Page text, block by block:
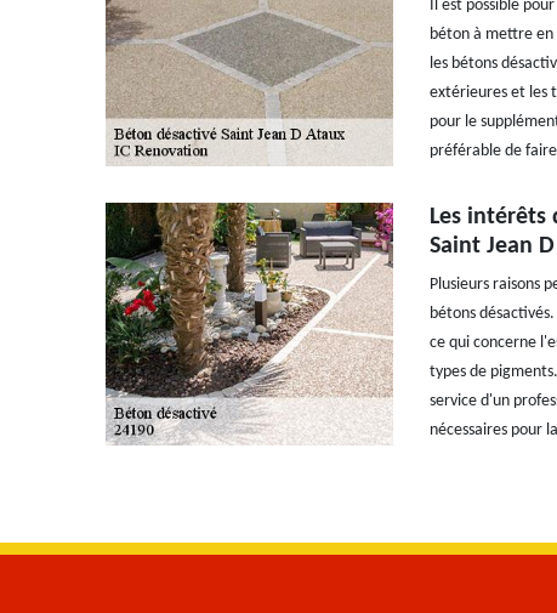
Il est possible
béton à mettre en
les bétons
extérieures et les
pour le
préférable de
Les intérêts
Saint Jean
Plusieurs raisons
bétons
ce qui concerne
types de
service d'un
nécessaires pour